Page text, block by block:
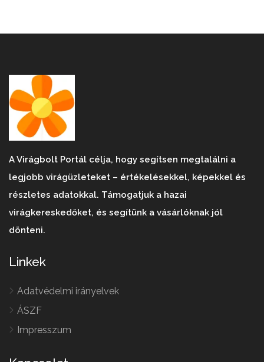
A Virágbolt Portál célja, hogy segítsen megtalálni a
legjobb virágüzleteket – értékelésekkel, képekkel és
részletes adatokkal. Támogatjuk a hazai
virágkereskedőket, és segítünk a vásárlóknak jól
dönteni.
Linkek
Adatvédelmi irányelvek
ÁSZF
Impresszum